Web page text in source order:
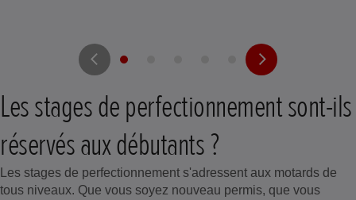
Les stages de perfectionnement sont-ils
réservés aux débutants ?
Les stages de perfectionnement s'adressent aux motards de
tous niveaux. Que vous soyez nouveau permis, que vous